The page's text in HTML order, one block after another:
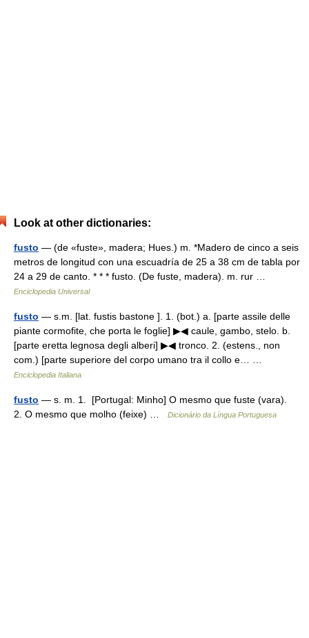
Look at other dictionaries:
fusto — (de «fuste», madera; Hues.) m. *Madero de cinco a seis
metros de longitud con una escuadría de 25 a 38 cm de tabla por
24 a 29 de canto. * * * fusto. (De fuste, madera). m. rur …
Enciclopedia Universal
fusto — s.m. [lat. fustis bastone ]. 1. (bot.) a. [parte assile delle
piante cormofite, che porta le foglie] ▶◀ caule, gambo, stelo. b.
[parte eretta legnosa degli alberi] ▶◀ tronco. 2. (estens., non
com.) [parte superiore del corpo umano tra il collo e… …
Enciclopedia Italiana
fusto — s. m. 1. [Portugal: Minho] O mesmo que fuste (vara).
2. O mesmo que molho (feixe) …
Dicionário da Língua Portuguesa